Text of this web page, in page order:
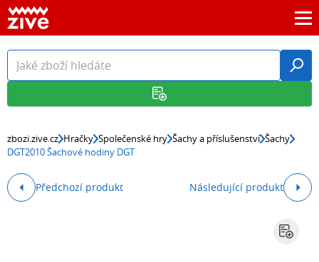
zbozi.zive.cz Hračky Společenské hry Šachy a příslušenství Šachy
DGT2010 Šachové hodiny DGT
Předchozí produkt Následující produkt